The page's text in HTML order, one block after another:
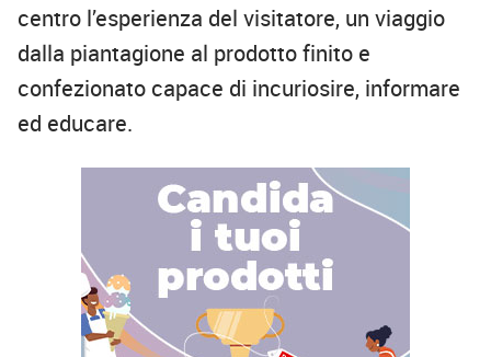
centro l’esperienza del visitatore, un viaggio
dalla piantagione al prodotto finito e
confezionato capace di incuriosire, informare
ed educare.